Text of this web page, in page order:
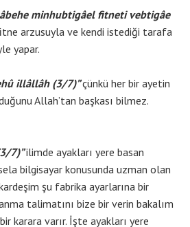
minhubtigâel fitneti vebtigâe
arzusuyla ve kendi istediği tarafa
yapar.
illâllâh (3/7)”çünkü her bir ayetin
Allah’tan başkası bilmez.
7)”ilimde ayakları yere basan
bilgisayar konusunda uzman olan
şu fabrika ayarlarına bir
talimatını bize bir verin bakalım
karara varır. İşte ayakları yere